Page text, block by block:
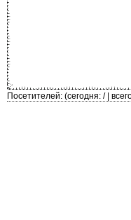
Посетителей: (сегодня: / |